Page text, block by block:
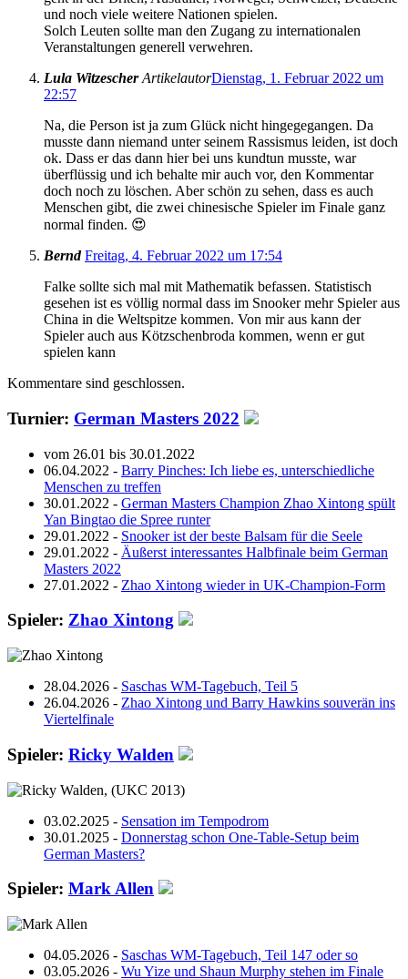
und noch viele weitere Nationen spielen.
Solch Leuten sollte man den Zugang zu internationalen
Veranstaltungen generell verwehren.
Lula Witzescher ArtikelautorDienstag, 1. Februar 2022 um
22:57
Na, die Person ist ja zum Glück nicht hingegegangen. Da
musste dann niemand unter seinem Rassismus leiden, ist doch
ok. Dass er das dann hier bei uns kundtun musste, war
überflüssig und ich behalte mir auch vor, den Kommentar
doch noch zu löschen. Aber schön zu sehen, dass es auch
Menschen gibt, die zwei chinesische Spieler im Finale ganz
normal finden. 😍
Bernd Freitag, 4. Februar 2022 um 17:54
Falke sollte sich mal mit Mathematik befassen. Statistisch
gesehen ist es völlig normal dass im Snooker mehr Spieler aus
China in die Weltspitze kommen. Von mir aus kann der
Spieler auch aus Kötzschenbroda kommen, wenn er gut
spielen kann
Kommentare sind geschlossen.
Turnier: German Masters 2022
vom 26.01 bis 30.01.2022
06.04.2022 - Barry Pinches: Ich liebe es, unterschiedliche
Menschen zu treffen
30.01.2022 - German Masters Champion Zhao Xintong spült
Yan Bingtao die Spree runter
29.01.2022 - Snooker ist der beste Balsam für die Seele
29.01.2022 - Äußerst interessantes Halbfinale beim German
Masters 2022
27.01.2022 - Zhao Xintong wieder in UK-Champion-Form
Spieler: Zhao Xintong
28.04.2026 - Saschas WM-Tagebuch, Teil 5
26.04.2026 - Zhao Xintong und Barry Hawkins souverän ins
Viertelfinale
Spieler: Ricky Walden
03.02.2025 - Sensation im Tempodrom
30.01.2025 - Donnerstag schon One-Table-Setup beim
German Masters?
Spieler: Mark Allen
04.05.2026 - Saschas WM-Tagebuch, Teil 147 oder so
03.05.2026 - Wu Yize und Shaun Murphy stehen im Finale